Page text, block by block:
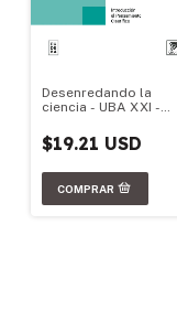
Desenredando la
ciencia - UBA XXI -
$19.21 USD